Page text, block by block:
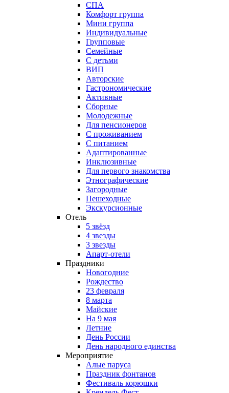
СПА
Комфорт группа
Мини группа
Индивидуальные
Групповые
Семейные
С детьми
ВИП
Авторские
Гастрономические
Активные
Сборные
Молодежные
Для пенсионеров
С проживанием
С питанием
Адаптированные
Инклюзивные
Для первого знакомства
Этнографические
Загородные
Пешеходные
Экскурсионные
Отель
5 звёзд
4 звезды
3 звезды
Апарт-отели
Праздники
Новогодние
Рождество
23 февраля
8 марта
Майские
На 9 мая
Летние
День России
День народного единства
Мероприятие
Алые паруса
Праздник фонтанов
Фестиваль корюшки